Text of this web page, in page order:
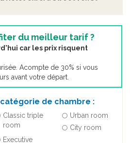
du meilleur tarif ?
car les prix risquent
Acompte de 30% si vous
avant votre départ.
catégorie de chambre :
Classic triple
room
Urban room
City room
Executive